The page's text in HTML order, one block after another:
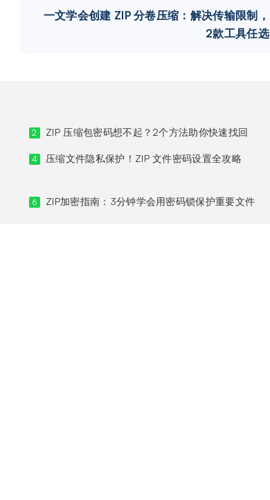
一文学会创建 ZIP 分卷压缩：解决传输限制，
2款工具任选
2 ZIP 压缩包密码想不起？2个方法助你快速找回
4 压缩文件隐私保护！ZIP 文件密码设置全攻略
6 ZIP加密指南：3分钟学会用密码锁保护重要文件